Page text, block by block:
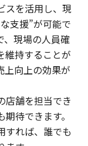
スを活用し、現
支援”が可能で
、現場の人員確
維持することが
上向上の効果が
店舗を担当でき
待できます。
すれば、誰でも